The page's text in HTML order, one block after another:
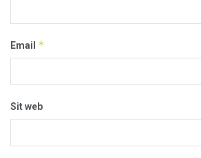
Email *
Sit web